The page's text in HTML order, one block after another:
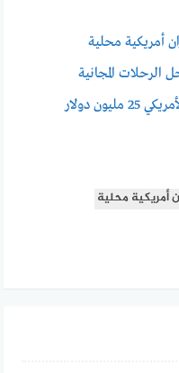
المجانية
دولار
أمريكية محلية